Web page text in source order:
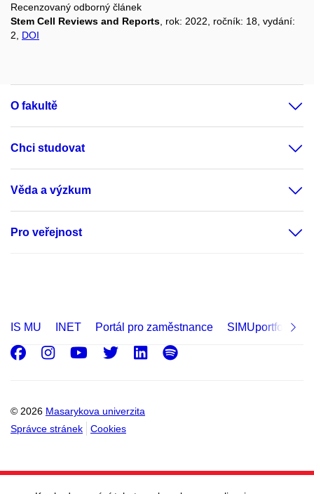
Recenzovaný odborný článek
Stem Cell Reviews and Reports , rok: 2022, ročník: 18, vydání:
2, DOI
O fakultě
Chci studovat
Věda a výzkum
Pro veřejnost
IS MU INET Portál pro zaměstnance SIMUportfolio
© 2026 Masarykova univerzita
Správce stránek
Cookies
Facebook
Instagram
Youtube
Twitter
LinkedIn
Spotify